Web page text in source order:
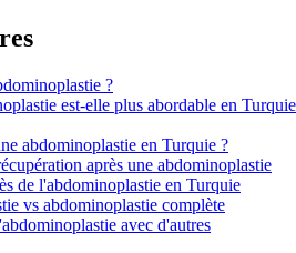
?
est-elle plus abordable en Turquie
abdominoplastie en Turquie ?
après une abdominoplastie
de l'abdominoplastie en Turquie
vs abdominoplastie complète
avec d'autres